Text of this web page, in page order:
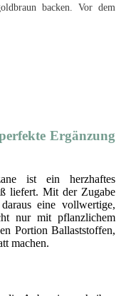
backen. Vor dem
Ergänzung
ist ein herzhaftes
liefert. Mit der Zugabe
eine vollwertige,
nur mit pflanzlichem
Portion Ballaststoffen,
machen.